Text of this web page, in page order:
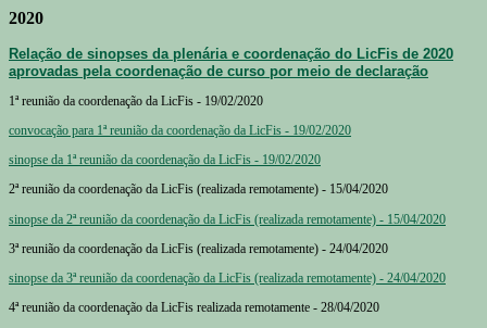
2020
Relação de sinopses da plenária e coordenação do LicFis de 2020
aprovadas pela coordenação de curso por meio de declaração
1ª reunião da coordenação da LicFis - 19/02/2020
convocação para 1ª reunião da coordenação da LicFis - 19/02/2020
sinopse da 1ª reunião da coordenação da LicFis - 19/02/2020
2ª reunião da coordenação da LicFis (realizada remotamente) - 15/04/2020
sinopse da 2ª reunião da coordenação da LicFis (realizada remotamente) - 15/04/2020
3ª reunião da coordenação da LicFis (realizada remotamente) - 24/04/2020
sinopse da 3ª reunião da coordenação da LicFis (realizada remotamente) - 24/04/2020
4ª reunião da coordenação da LicFis realizada remotamente - 28/04/2020